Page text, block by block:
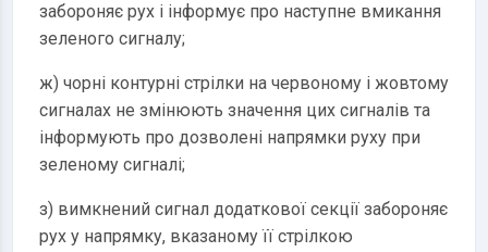
забороняє рух і інформує про наступне вмикання
зеленого сигналу;
ж) чорні контурні стрілки на червоному і жовтому
сигналах не змінюють значення цих сигналів та
інформують про дозволені напрямки руху при
зеленому сигналі;
з) вимкнений сигнал додаткової секції забороняє
рух у напрямку, вказаному її стрілкою